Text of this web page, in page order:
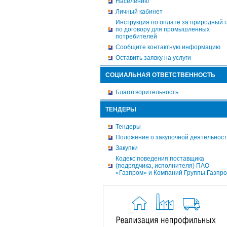
Личный кабинет
Инструкция по оплате за природный
по договору для промышленных
потребителей
Сообщите контактную информацию
Оставить заявку на услуги
СОЦИАЛЬНАЯ ОТВЕТСТВЕННОСТЬ
Благотворительность
ТЕНДЕРЫ
Тендеры
Положение о закупочной
Закупки
Кодекс поведения поставщика
(подрядчика, исполнителя) ПАО
«Газпром» и Компаний Группы